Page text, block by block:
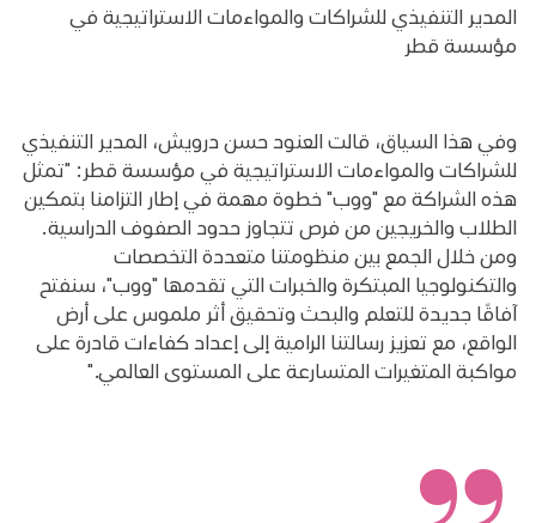
المدير التنفيذي للشراكات والمواءمات الاستراتيجية في
مؤسسة قطر
وفي هذا السياق، قالت العنود حسن درويش، المدير التنفيذي
للشراكات والمواءمات الاستراتيجية في مؤسسة قطر: "تمثل
هذه الشراكة مع "ووب" خطوة مهمة في إطار التزامنا بتمكين
الطلاب والخريجين من فرص تتجاوز حدود الصفوف الدراسية.
ومن خلال الجمع بين منظومتنا متعددة التخصصات
والتكنولوجيا المبتكرة والخبرات التي تقدمها "ووب"، سنفتح
آفاقًا جديدة للتعلم والبحث وتحقيق أثر ملموس على أرض
الواقع، مع تعزيز رسالتنا الرامية إلى إعداد كفاءات قادرة على
مواكبة المتغيرات المتسارعة على المستوى العالمي."